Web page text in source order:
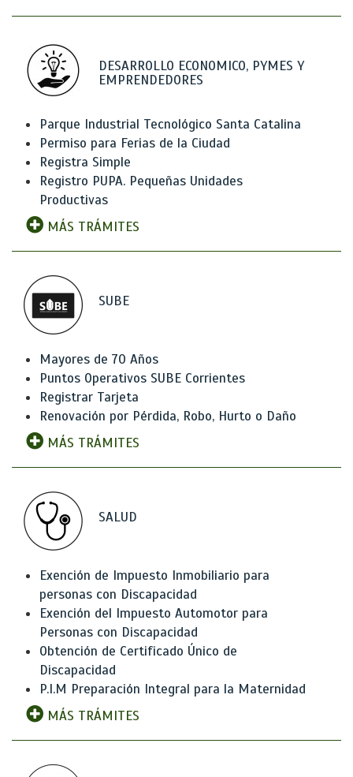
DESARROLLO ECONOMICO, PYMES Y
EMPRENDEDORES
Parque Industrial Tecnológico Santa Catalina
Permiso para Ferias de la Ciudad
Registra Simple
Registro PUPA. Pequeñas Unidades
Productivas
MÁS TRÁMITES
SUBE
Mayores de 70 Años
Puntos Operativos SUBE Corrientes
Registrar Tarjeta
Renovación por Pérdida, Robo, Hurto o Daño
MÁS TRÁMITES
SALUD
Exención de Impuesto Inmobiliario para
personas con Discapacidad
Exención del Impuesto Automotor para
Personas con Discapacidad
Obtención de Certificado Único de
Discapacidad
P.I.M Preparación Integral para la Maternidad
MÁS TRÁMITES